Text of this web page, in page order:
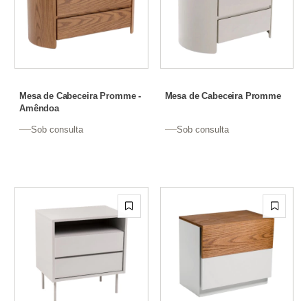
Mesa de Cabeceira Promme -
Amêndoa
Sob consulta
Mesa de Cabeceira Promme
Sob consulta